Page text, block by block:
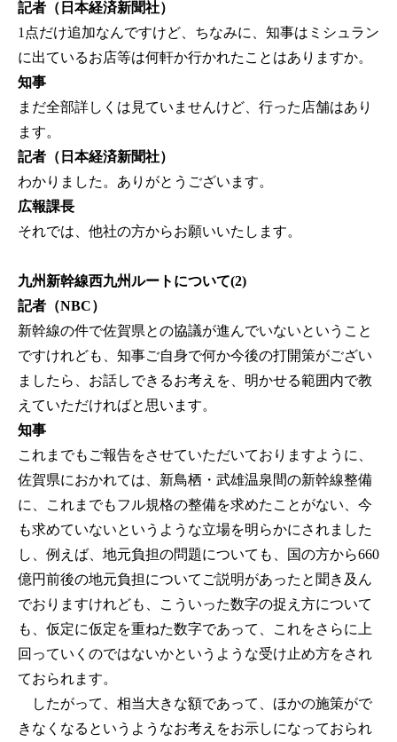
記者（日本経済新聞社）
1点だけ追加なんですけど、ちなみに、知事はミシュラン
に出ているお店等は何軒か行かれたことはありますか。
知事
まだ全部詳しくは見ていませんけど、行った店舗はあり
ます。
記者（日本経済新聞社）
わかりました。ありがとうございます。
広報課長
それでは、他社の方からお願いいたします。
九州新幹線西九州ルートについて(2)
記者（NBC）
新幹線の件で佐賀県との協議が進んでいないということ
ですけれども、知事ご自身で何か今後の打開策がござい
ましたら、お話しできるお考えを、明かせる範囲内で教
えていただければと思います。
知事
これまでもご報告をさせていただいておりますように、
佐賀県におかれては、新鳥栖・武雄温泉間の新幹線整備
に、これまでもフル規格の整備を求めたことがない、今
も求めていないというような立場を明らかにされました
し、例えば、地元負担の問題についても、国の方から660
億円前後の地元負担についてご説明があったと聞き及ん
でおりますけれども、こういった数字の捉え方について
も、仮定に仮定を重ねた数字であって、これをさらに上
回っていくのではないかというような受け止め方をされ
ておられます。
したがって、相当大きな額であって、ほかの施策がで
きなくなるというようなお考えをお示しになっておられ